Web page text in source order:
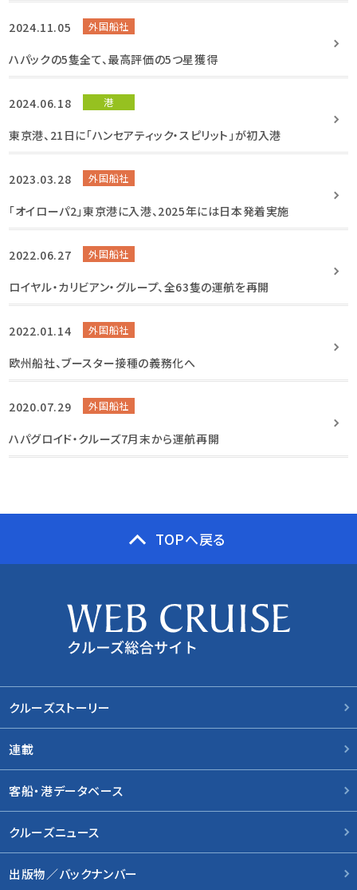
2024.11.05 外国船社
ハパックの5隻全て、最高評価の5つ星獲得
2024.06.18 港
東京港、21日に「ハンセアティック・スピリット」が初入港
2023.03.28 外国船社
「オイローパ2」東京港に入港、2025年には日本発着実施
2022.06.27 外国船社
ロイヤル・カリビアン・グループ、全63隻の運航を再開
2022.01.14 外国船社
欧州船社、ブースター接種の義務化へ
2020.07.29 外国船社
ハパグロイド・クルーズ7月末から運航再開
TOPへ戻る
クルーズストーリー
連載
客船・港データベース
クルーズニュース
出版物／バックナンバー